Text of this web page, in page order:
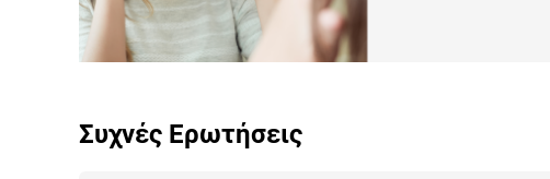
για
Συχνές Ερωτήσεις